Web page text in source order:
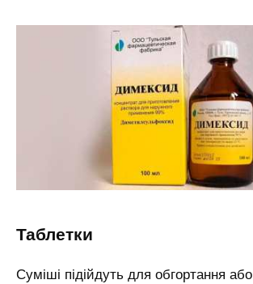
таблетки
Суміші підійдуть для обгортання або